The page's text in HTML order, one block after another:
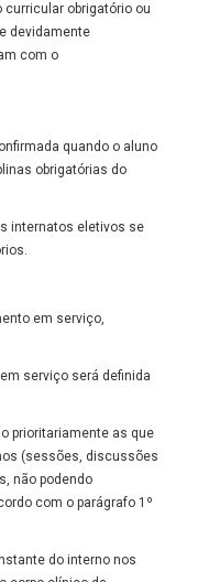
curricular obrigatório ou
devidamente
com o
quando o aluno
obrigatórias do
internatos eletivos se
em serviço,
serviço será definida
prioritariamente as que
(sessões, discussões
não podendo
com o parágrafo 1º
do interno nos